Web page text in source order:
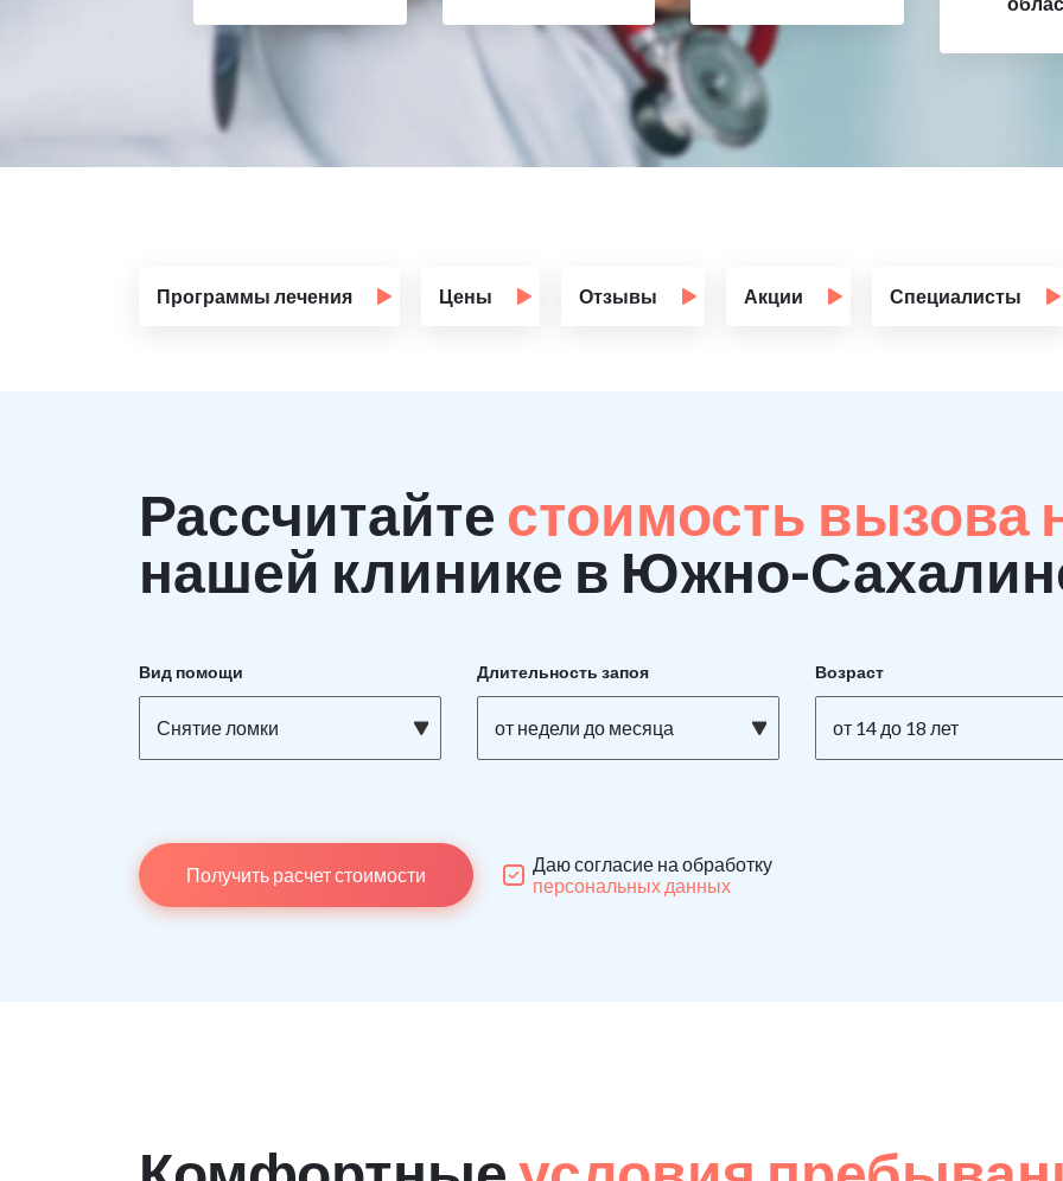
Программы лечения Цены Отзывы Акции Специалисты
Рассчитайте стоимость вызова
нашей клинике в Южно-
Вид помощи
Снятие ломки
Длительность запоя
от недели до месяца
Возраст
от 14 до 18 лет
Получить расчет стоимости
Даю согласие на обработку
персональных данных